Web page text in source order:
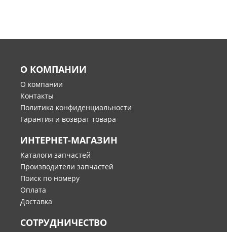
О КОМПАНИИ
О компании
Контакты
Политика конфиденциальности
Гарантия и возврат товара
ИНТЕРНЕТ-МАГАЗИН
Каталоги запчастей
Производители запчастей
Поиск по номеру
Оплата
Доставка
СОТРУДНИЧЕСТВО